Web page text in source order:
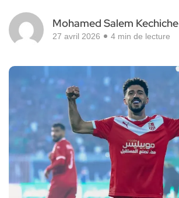
Mohamed Salem Kechiche
27 avril 2026 4 min de lecture